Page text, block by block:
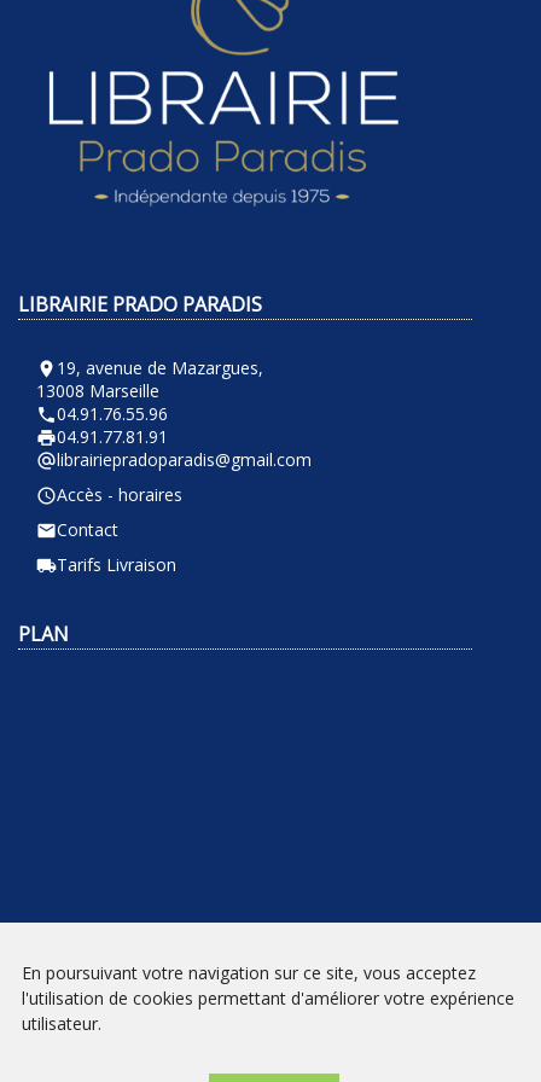
LIBRAIRIE PRADO PARADIS
room 19, avenue de Mazargues,
13008 Marseille
phone04.91.76.55.96
local_printshop04.91.77.81.91
alternate_emaillibrairiepradoparadis@gmail.com
query_builderAccès - horaires
emailContact
local_shippingTarifs Livraison
PLAN
NEWSLETTER
En poursuivant votre navigation sur ce site, vous acceptez
l'utilisation de cookies permettant d'améliorer votre expérience
utilisateur.